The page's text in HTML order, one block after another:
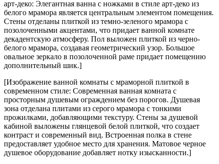
арт-деко: Элегантная ванна с ножками в стиле арт-деко из
белого мрамора является центральным элементом помещения.
Стены отделаны плиткой из темно-зеленого мрамора с
позолоченными акцентами, что придает ванной комнате
декадентскую атмосферу. Пол выложен плиткой из черно-
белого мрамора, создавая геометрический узор. Большое
овальное зеркало в позолоченной раме придает помещению
дополнительный шик.]
[Изображение ванной комнаты с мраморной плиткой в ​​
современном стиле: Современная ванная комната с
просторным душевым ограждением без порогов. Душевая
зона отделана плитами из серого мрамора с тонкими
прожилками, добавляющими текстуру. Стены за душевой
кабиной выложены глянцевой белой плиткой, что создает
контраст и современный вид. Встроенная полка в стене
предоставляет удобное место для хранения. Матовое черное
душевое оборудование добавляет нотку изысканности.]